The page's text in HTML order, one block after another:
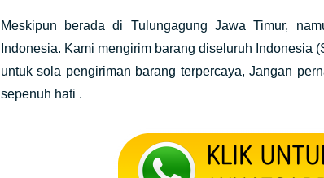
Meskipun berada di Tulungagung Jawa Timur,
Indonesia. Kami mengirim barang diseluruh
untuk sola pengiriman barang terpercaya, Jangan
sepenuh hati .